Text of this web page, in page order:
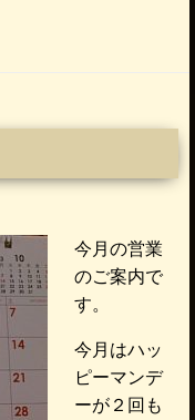
今月の営業
のご案内で
す。
今月はハッ
ピーマンデ
ーが２回も